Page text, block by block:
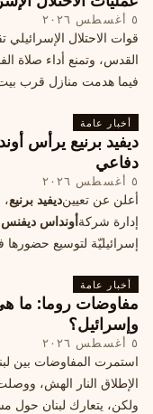
٥ أغسطس ٢٠٢٦
قوات الاحتلال
القدس، وتمنع أداء صلاة
فيما هدمت منازل قرب
أخبار عامة
ديفيد برنيع يرأس
دفاعي
٥ أغسطس ٢٠٢٦
أعلن عن تعيينديفيد برنيع
إدارة شركةأونداس ديفنس
إسرائيليّة لتوسيع حضورها
أخبار عامة
مفاوضات روما: ما هي
وإسرائيل؟
٥ أغسطس ٢٠٢٦
استمرت المفاوضات بين
الإطلاق النار الهش،
ولكن، يتعارك لبنان حول